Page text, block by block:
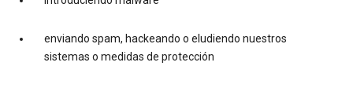
enviando spam, hackeando o eludiendo nuestros
sistemas o medidas de protección